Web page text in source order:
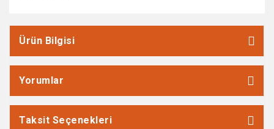
Ürün Bilgisi
Yorumlar
Taksit Seçenekleri